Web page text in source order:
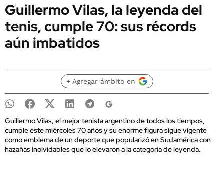
Guillermo Vilas, la leyenda del
tenis, cumple 70: sus récords
aún imbatidos
+ Agregar ámbito en
Guillermo Vilas, el mejor tenista argentino de todos los tiempos,
cumple este miércoles 70 años y su enorme figura sigue vigente
como emblema de un deporte que popularizó en Sudamérica con
hazañas inolvidables que lo elevaron a la categoría de leyenda.